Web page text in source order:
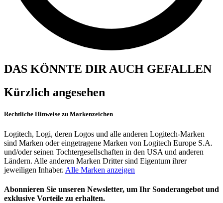
DAS KÖNNTE DIR AUCH GEFALLEN
Kürzlich angesehen
Rechtliche Hinweise zu Markenzeichen
Logitech, Logi, deren Logos und alle anderen Logitech-Marken
sind Marken oder eingetragene Marken von Logitech Europe S.A.
und/oder seinen Tochtergesellschaften in den USA und anderen
Ländern. Alle anderen Marken Dritter sind Eigentum ihrer
jeweiligen Inhaber. Alle Marken anzeigen
Abonnieren Sie unseren Newsletter, um Ihr Sonderangebot und
exklusive Vorteile zu erhalten.